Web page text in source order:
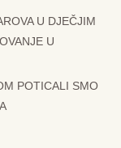
U DJEČJIM
U
POTICALI SMO